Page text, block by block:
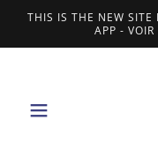
THIS IS THE NEW SITE
APP -